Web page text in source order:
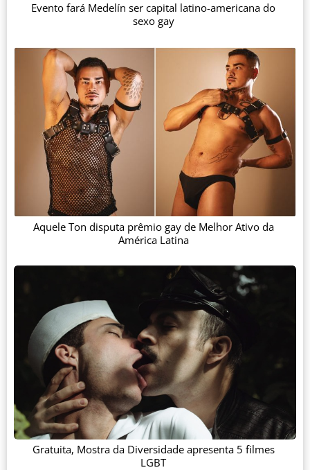
Evento fará Medelín ser capital latino-americana do
sexo gay
Aquele Ton disputa prêmio gay de Melhor Ativo da
América Latina
Gratuita, Mostra da Diversidade apresenta 5 filmes
LGBT